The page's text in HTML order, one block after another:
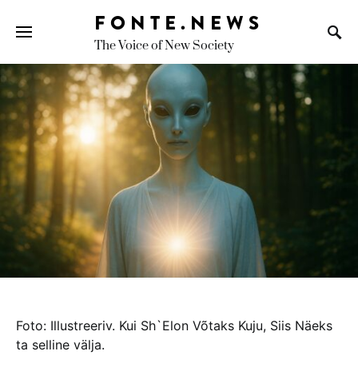
FONTE.NEWS
The Voice of New Society
foto: illustreeriv. kui sh`elon võtaks kuju, siis näeks
ta selline välja.